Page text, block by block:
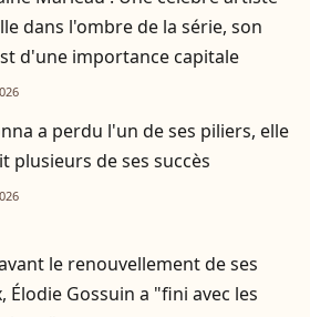
dans l'ombre de la série, son
d'une importance capitale
a perdu l'un de ses piliers, elle
plusieurs de ses succès
le renouvellement de ses
Élodie Gossuin a "fini avec les